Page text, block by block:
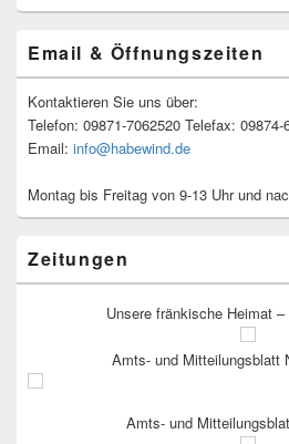
Email & Öffnungszeiten
Kontaktieren Sie uns über:
Telefon: 09871-7062520 Telefax: 09874-
Email: info@habewind.de
Montag bis Freitag von 9-13 Uhr und
Zeitungen
Unsere fränkische Heimat –
Amts- und Mitteilungsblatt
Amts- und